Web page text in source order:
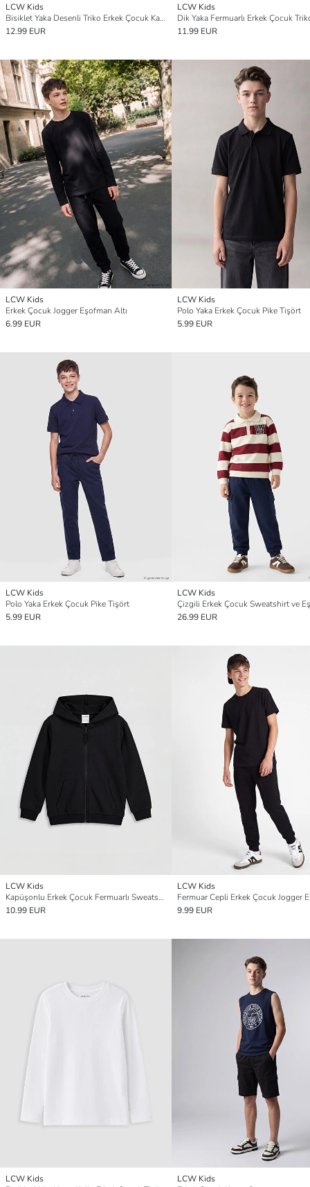
LCW Kids
Bisiklet Yaka Desenli Triko Erkek Çocuk Kazak
12.99 EUR
LCW Kids
Dik Yaka Fermuarlı Erkek Çocuk
11.99 EUR
LCW Kids
Erkek Çocuk Jogger Eşofman Altı
6.99 EUR
LCW Kids
Polo Yaka Erkek Çocuk Pike Tişört
5.99 EUR
LCW Kids
Polo Yaka Erkek Çocuk Pike Tişört
5.99 EUR
LCW Kids
26.99 EUR
LCW Kids
Kapüşonlu Erkek Çocuk Fermuarlı Sweatshirt
10.99 EUR
LCW Kids
9.99 EUR
LCW Kids
LCW Kids